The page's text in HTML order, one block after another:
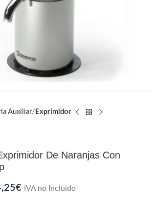
Auxiliar Exprimidor
De Naranjas Con
€ IVA no Incluido